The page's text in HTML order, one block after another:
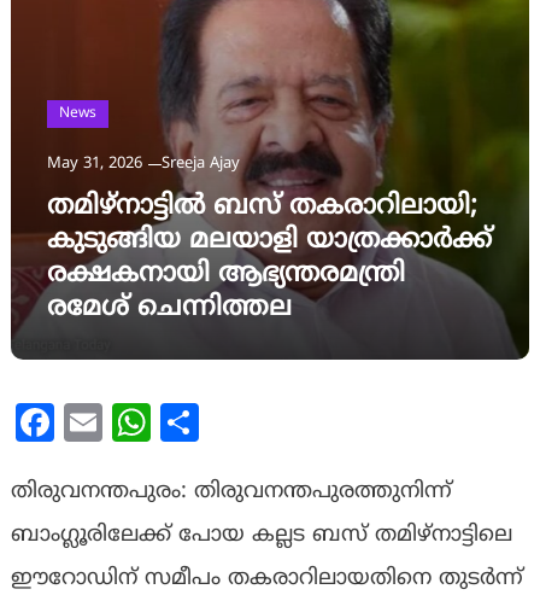
News
May 31, 2026 Sreeja Ajay
തമിഴ്‌നാട്ടിൽ ബസ് തകരാറിലായി;
കുടുങ്ങിയ മലയാളി യാത്രക്കാർക്ക്
രക്ഷകനായി ആഭ്യന്തരമന്ത്രി
രമേശ് ചെന്നിത്തല
Facebook
Email WhatsApp
തിരുവനന്തപുരം: തിരുവനന്തപുരത്തുനിന്ന്
ബാംഗ്ലൂരിലേക്ക് പോയ കല്ലട ബസ് തമിഴ്‌നാട്ടിലെ
ഈറോഡിന് സമീപം തകരാറിലായതിനെ തുടർന്ന്